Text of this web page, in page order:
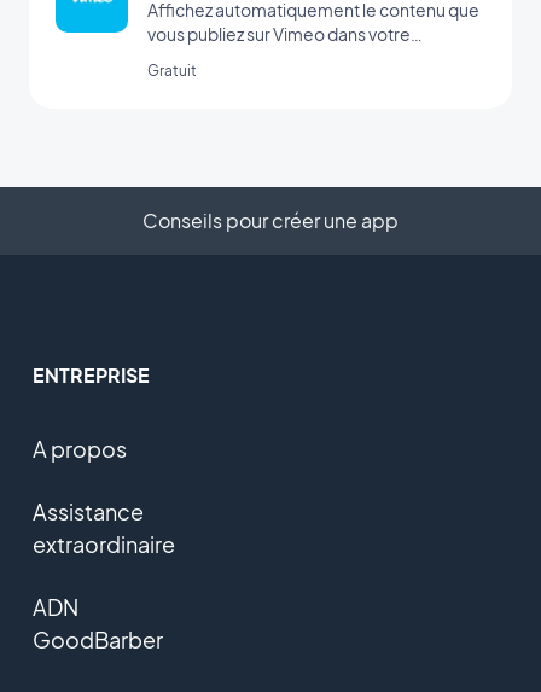
Affichez automatiquement le contenu que
vous publiez sur Vimeo dans votre
Vimeo, pour une synchronisation en temps
Gratuit
Conseils pour créer une app
ENTREPRISE
A propos
Assistance
extraordinaire
ADN
GoodBarber